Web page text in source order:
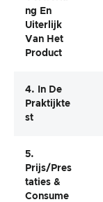
Ng En
Uiterlijk
Van Het
Product
4. In De
Praktijkte
St
5.
Prijs/pres
Taties &
Consume